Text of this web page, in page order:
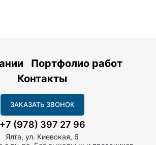
Портфолио работ
Контакты
ЗАКАЗАТЬ ЗВОНОК
+7 (978) 397 27 96
Ялта, ул. Киевская, 6